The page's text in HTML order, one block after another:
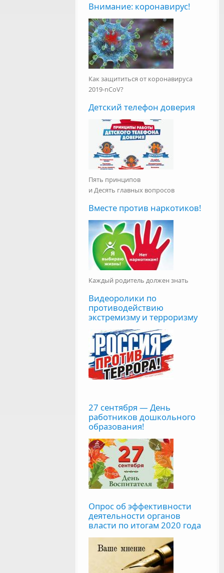
Внимание: коронавирус!
Как защититься от коронавируса
2019-nCoV?
Детский телефон доверия
Пять принципов
и Десять главных вопросов
Вместе против наркотиков!
Каждый родитель должен знать
Видеоролики по
противодействию
экстремизму и терроризму
27 сентября — День
работников дошкольного
образования!
Опрос об эффективности
деятельности органов
власти по итогам 2020 года